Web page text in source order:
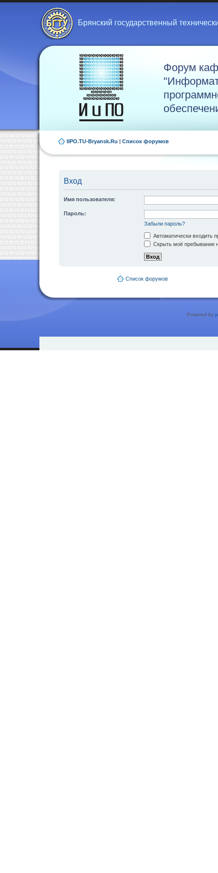
Брянский государственный
Форум
IIPO.TU-Bryansk.Ru | Список форумов
Вход
Имя пользователя:
Пароль:
Забыли пароль?
Автоматически входить
Скрыть моё пребывание
Список форумов
Powered by